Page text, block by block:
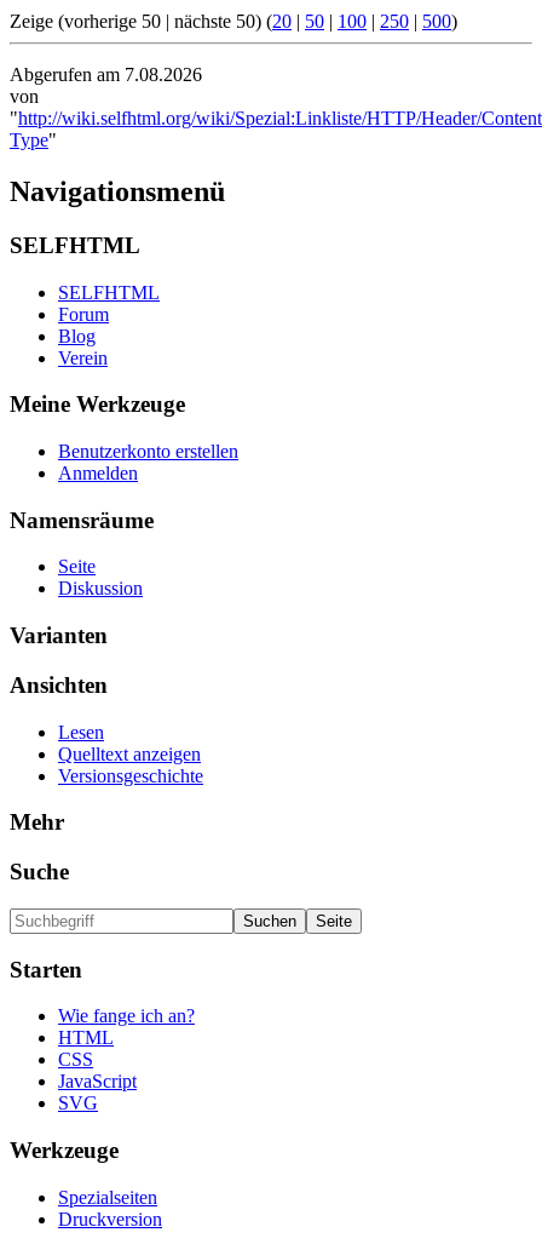
Zeige (vorherige 50 | nächste 50) (20 | 50 | 100 | 250 | 500)
Abgerufen am 7.08.2026
von
"http://wiki.selfhtml.org/wiki/Spezial:Linkliste/HTTP/Header/
Type"
Navigationsmenü
SELFHTML
SELFHTML
Forum
Blog
Verein
Meine Werkzeuge
Benutzerkonto erstellen
Anmelden
Namensräume
Seite
Diskussion
Varianten
Ansichten
Lesen
Quelltext anzeigen
Versionsgeschichte
Mehr
Suche
Starten
Wie fange ich an?
HTML
CSS
JavaScript
SVG
Werkzeuge
Spezialseiten
Druckversion